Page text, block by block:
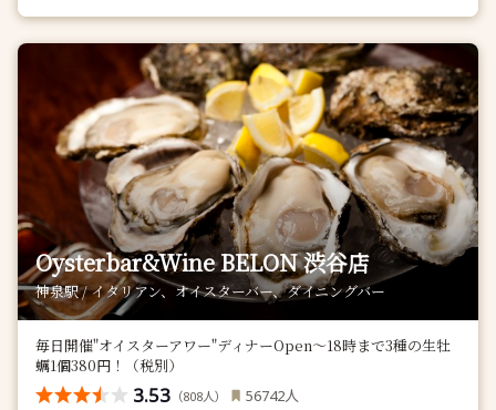
Oysterbar&Wine BELON 渋谷店
神泉駅 / イタリアン、オイスターバー、ダイニングバー
毎日開催"オイスターアワー"ディナーOpen〜18時まで3種の生牡
蠣1個380円！（税別）
3.53 （808人） 56742人